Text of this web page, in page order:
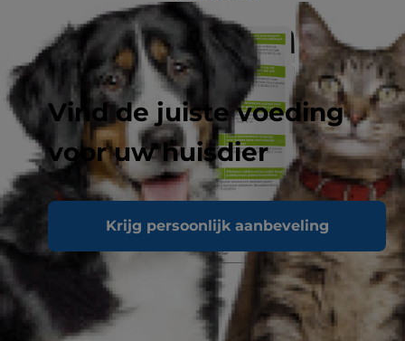
Vind de juiste voeding
voor uw huisdier
Krijg persoonlijk aanbeveling